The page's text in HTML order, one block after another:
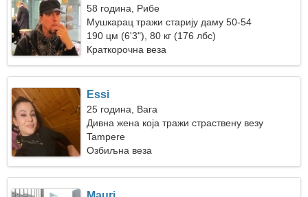
58 година, Рибе
Мушкарац тражи старију даму 50-54
190 цм (6'3"), 80 кг (176 лбс)
Краткорочна веза
Essi
25 година, Вага
Дивна жена која тражи страствену везу
Tampere
Озбиљна веза